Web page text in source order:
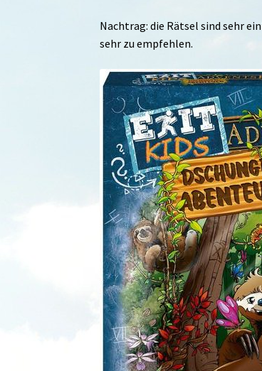
Nachtrag: die Rätsel sind sehr
sehr zu empfehlen.